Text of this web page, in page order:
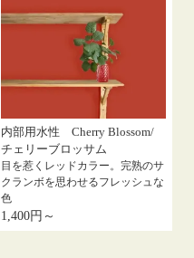
内部用水性 Cherry Blossom/
チェリーブロッサム
目を惹くレッドカラー。完熟のサ
クランボを思わせるフレッシュな
色
1,400円～